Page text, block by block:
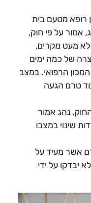
רופא מטעם בית
אמור על פי חוק,
לא מעט מקרים,
של כמה ימים
הרפואי. במצב
טרם הגעה
נהג אמור
שינוי במצבו
אשר מעיד על
יבדקו על ידי